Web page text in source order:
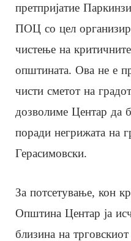
претпријатие
ПОЦ со цел
чистење на
општината. Ова не е
чисти сметот на
дозволиме Центар да
поради негрижата на
Герасимовски.
За потсетување, кон
Општина Центар ја
близина на